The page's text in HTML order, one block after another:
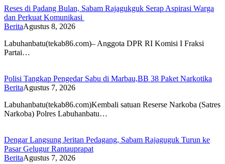
Reses di Padang Bulan, Sabam Rajagukguk Serap Aspirasi Warga
dan Perkuat Komunikasi
BeritaAgustus 8, 2026
Labuhanbatu(tekab86.com)– Anggota DPR RI Komisi I Fraksi
Partai…
Polisi Tangkap Pengedar Sabu di Marbau,BB 38 Paket Narkotika
BeritaAgustus 7, 2026
Labuhanbatu(tekab86.com)Kembali satuan Reserse Narkoba (Satres
Narkoba) Polres Labuhanbatu…
Dengar Langsung Jeritan Pedagang, Sabam Rajaguguk Turun ke
Pasar Gelugur Rantauprapat
BeritaAgustus 7, 2026